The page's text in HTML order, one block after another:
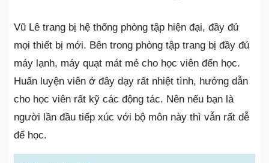
Vũ Lê trang bị hệ thống phòng tập hiện đại, đầy đủ
mọi thiết bị mới. Bên trong phòng tập trang bị đầy đủ
máy lạnh, máy quạt mát mẻ cho học viên đến học.
Huấn luyện viên ở đây dạy rất nhiệt tình, hướng dẫn
cho học viên rất kỹ các động tác. Nên nếu bạn là
người lần đầu tiếp xúc với bộ môn này thì vẫn rất dễ
để học.